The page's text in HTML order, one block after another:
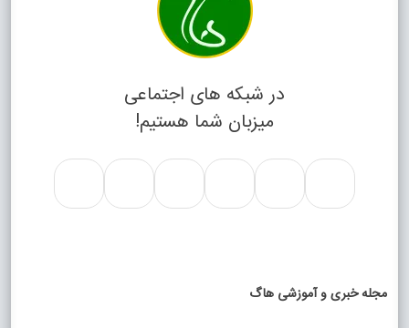
در شبکه های اجتماعی
میزبان شما هستیم!
مجله خبری و آموزشی هاگ